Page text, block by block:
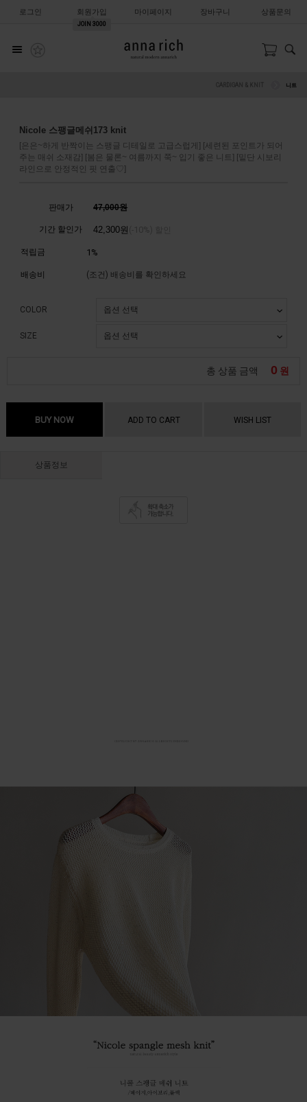
로그인 회원가입
JOIN 3000
마이페이지 장바구니 상품문의
니트
Nicole 스팽글메쉬173 knit
[은은~하게 반짝이는 스팽글 디테일로 고급스럽게] [세련된 포인트가 되어
주는 매쉬 소재감] [봄은 물론~ 여름까지 쭉~ 입기 좋은 니트] [밑단 시보리
라인으로 안정적인 핏 연출♡]
판매가 47,000원
기간 할인가 42,300원
적립금 1%
배송비 (조건) 배송비를 확인하세요
COLOR
SIZE
총 상품 금액 0 원
BUY NOW ADD TO CART WISH LIST
상품정보